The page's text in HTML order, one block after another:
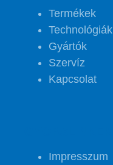
Termékek
Technológiák
Gyártók
Szervíz
Kapcsolat
Impresszum